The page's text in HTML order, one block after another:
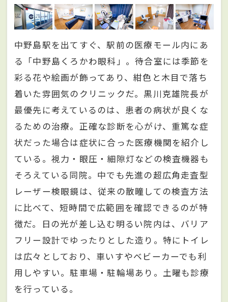
中野島駅を出てすぐ、駅前の医療モール内にあ
る「中野島くろかわ眼科」。待合室には季節を
彩る花や絵画が飾ってあり、紺色と木目で落ち
着いた雰囲気のクリニックだ。黒川克雄院長が
最優先に考えているのは、患者の病状が良くな
るための治療。正確な診断を心がけ、重篤な症
状だった場合は症状に合った医療機関を紹介し
ている。視力・眼圧・細隙灯などの検査機器も
そろえている同院。中でも先進の超広角走査型
レーザー検眼鏡は、従来の散瞳しての検査方法
に比べて、短時間で広範囲を確認できるのが特
徴だ。日の光が差し込む明るい院内は、バリア
フリー設計でゆったりとした造り。特にトイレ
は広々としており、車いすやベビーカーでも利
用しやすい。駐車場・駐輪場あり。土曜も診療
を行っている。